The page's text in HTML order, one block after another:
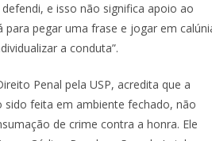
e isso não significa apoio ao
pegar uma frase e jogar em
a conduta”.
Penal pela USP, acredita que a
feita em ambiente fechado, não
de crime contra a honra. Ele